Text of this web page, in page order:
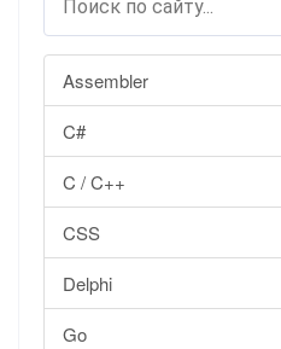
Assembler
C#
C / C++
CSS
Delphi
Go